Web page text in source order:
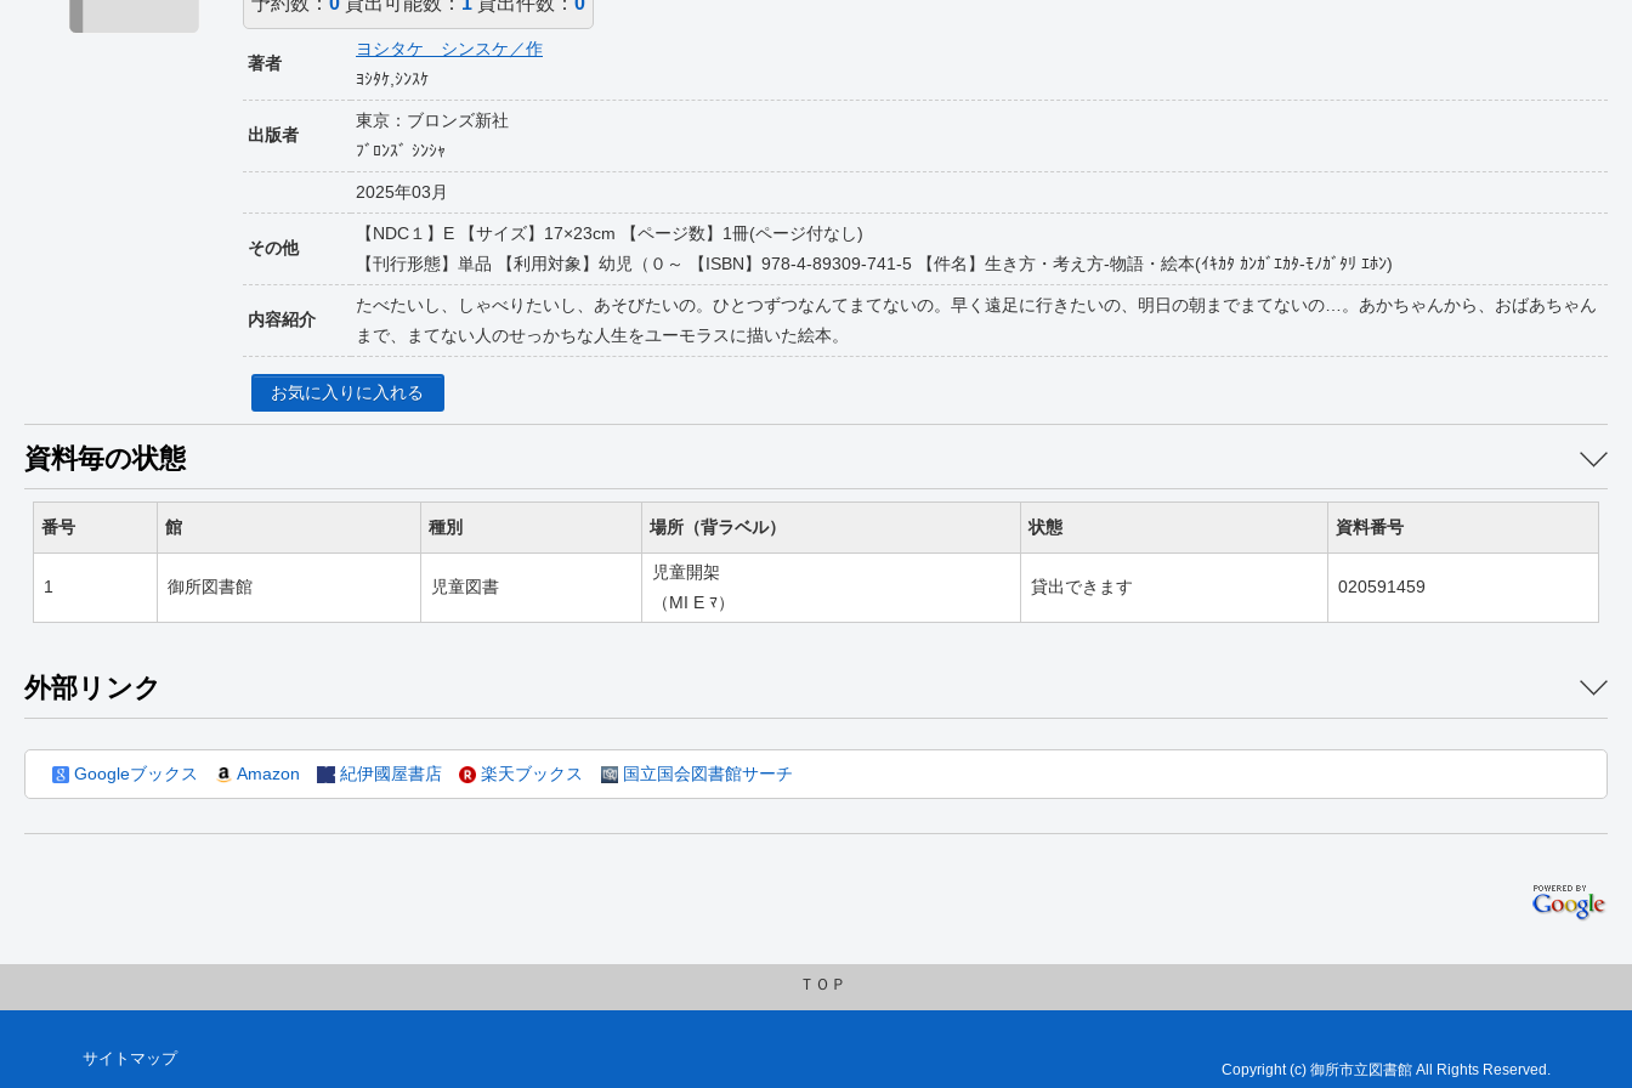
著者
ヨシタケ シンスケ／作
ﾖｼﾀｹ,ｼﾝｽｹ
出版者
東京：ブロンズ新社
ﾌﾞﾛﾝｽﾞ ｼﾝｼｬ
2025年03月
その他
【NDC１】E 【サイズ】17×23cm 【ページ数】1冊(ページ付なし)
【刊行形態】単品 【利用対象】幼児（０～ 【ISBN】978-4-89309-741-5 【件名】生き方・考え方-物語・絵本(ｲｷｶﾀ ｶﾝｶﾞｴｶﾀ-ﾓﾉｶﾞﾀﾘ ｴﾎﾝ)
内容紹介
たべたいし、しゃべりたいし、あそびたいの。ひとつずつなんてまてないの。早く遠足に行きたいの、明日の朝までまてないの…。あかちゃんから、おばあちゃん
まで、まてない人のせっかちな人生をユーモラスに描いた絵本。
お気に入りに入れる
資料毎の状態
番号 館 種別 場所（背ラベル） 状態 資料番号
1 御所図書館 児童図書
児童開架
（MI E ﾏ）
貸出できます 020591459
外部リンク
Googleブックス Amazon 紀伊國屋書店 楽天ブックス 国立国会図書館サーチ
ＴＯＰ
サイトマップ
Copyright (c) 御所市立図書館 All Rights Reserved.